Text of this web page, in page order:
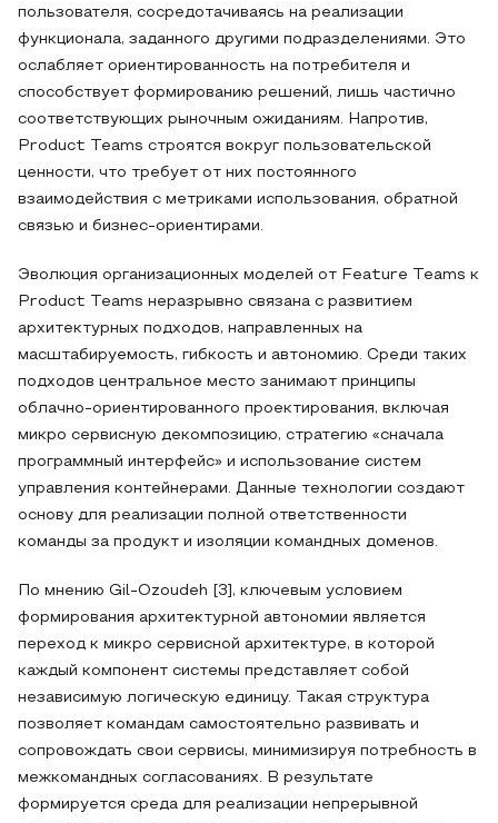
пользователя, сосредотачиваясь на реализации
функционала, заданного другими подразделениями. Это
ослабляет ориентированность на потребителя и
способствует формированию решений, лишь частично
соответствующих рыночным ожиданиям. Напротив,
Product Teams строятся вокруг пользовательской
ценности, что требует от них постоянного
взаимодействия с метриками использования, обратной
связью и бизнес-ориентирами.
Эволюция организационных моделей от Feature Teams к
Product Teams неразрывно связана с развитием
архитектурных подходов, направленных на
масштабируемость, гибкость и автономию. Среди таких
подходов центральное место занимают принципы
облачно-ориентированного проектирования, включая
микро сервисную декомпозицию, стратегию «сначала
программный интерфейс» и использование систем
управления контейнерами. Данные технологии создают
основу для реализации полной ответственности
команды за продукт и изоляции командных доменов.
По мнению Gil-Ozoudeh [3], ключевым условием
формирования архитектурной автономии является
переход к микро сервисной архитектуре, в которой
каждый компонент системы представляет собой
независимую логическую единицу. Такая структура
позволяет командам самостоятельно развивать и
сопровождать свои сервисы, минимизируя потребность в
межкомандных согласованиях. В результате
формируется среда для реализации непрерывной